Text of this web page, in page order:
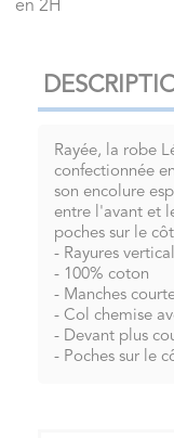
en 2H
Rayée, la robe
confectionnée
son encolure
entre l'avant et
poches sur le
- Rayures
- 100% coton
- Manches
- Col chemise
- Devant plus
- Poches sur le